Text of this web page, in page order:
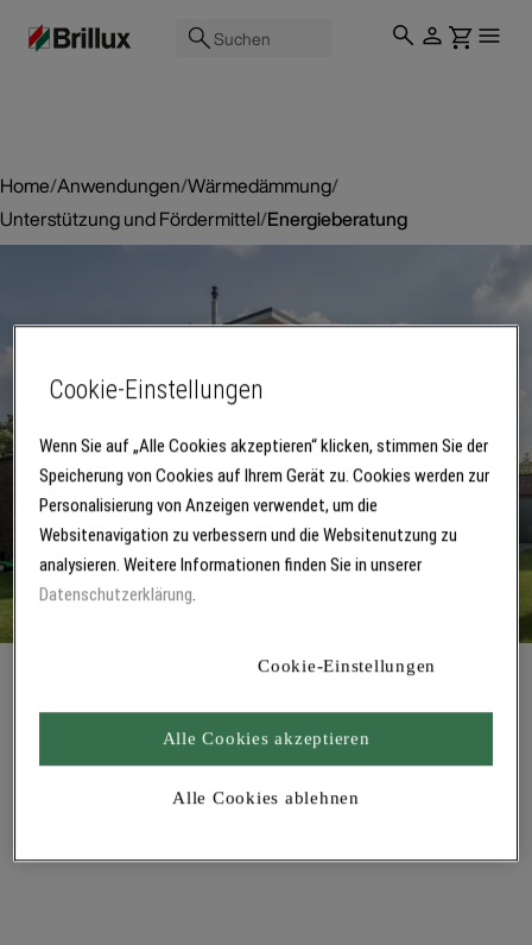
Suchen
Home/Anwendungen/Wärmedämmung/
Unterstützung und Fördermittel/Energieberatung
Wir helfen bei der Suche
Online
Energieeffizienzberater
Cookie-Einstellungen
Wenn Sie auf „Alle Cookies akzeptieren“ klicken, stimmen Sie der
Speicherung von Cookies auf Ihrem Gerät zu. Cookies werden zur
Personalisierung von Anzeigen verwendet, um die
Websitenavigation zu verbessern und die Websitenutzung zu
analysieren. Weitere Informationen finden Sie in unserer
Datenschutzerklärung.
Cookie-Einstellungen
Alle Cookies ablehnen
Alle Cookies akzeptieren